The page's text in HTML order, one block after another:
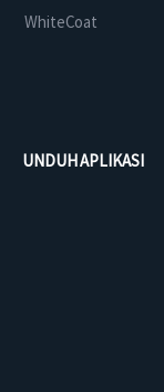
WhiteCoat
UNDUH APLIKASI